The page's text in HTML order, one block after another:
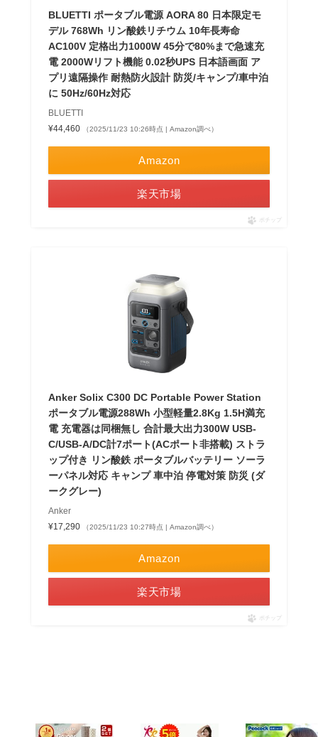
BLUETTI ポータブル電源 AORA 80 日本限定モ
デル 768Wh リン酸鉄リチウム 10年長寿命
AC100V 定格出力1000W 45分で80%まで急速充
電 2000Wリフト機能 0.02秒UPS 日本語画面 ア
プリ遠隔操作 耐熱防火設計 防災/キャンプ/車中泊
に 50Hz/60Hz対応
BLUETTI
¥44,460
（2025/11/23 10:26時点 | Amazon調べ）
Amazon
楽天市場
ポチップ
Anker Solix C300 DC Portable Power Station
ポータブル電源288Wh 小型軽量2.8Kg 1.5H満充
電 充電器は同梱無し 合計最大出力300W USB-
C/USB-A/DC計7ポート(ACポート非搭載) ストラ
ップ付き リン酸鉄 ポータブルバッテリー ソーラ
ーパネル対応 キャンプ 車中泊 停電対策 防災 (ダ
ークグレー)
Anker
¥17,290
（2025/11/23 10:27時点 | Amazon調べ）
Amazon
楽天市場
ポチップ